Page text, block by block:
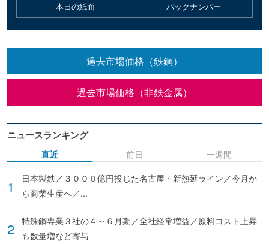
本日の紙面 バックナンバー
過去市場価格（鉄鋼）
過去市場価格（非鉄金属）
ニュースランキング
直近
日本製鉄／３０００億円投じた名古屋・新熱延ライン／今月か
ら商業生産へ／...
特殊鋼専業３社の４～６月期／全社経常増益／原料コスト上昇
も数量増など寄与
前日 一週間